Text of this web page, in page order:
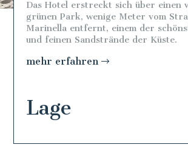
Das Hotel erstreckt sich über einen
grünen Park, wenige Meter vom
Marinella entfernt, einem der
und feinen Sandstrände der Küste.
mehr erfahren
Lage